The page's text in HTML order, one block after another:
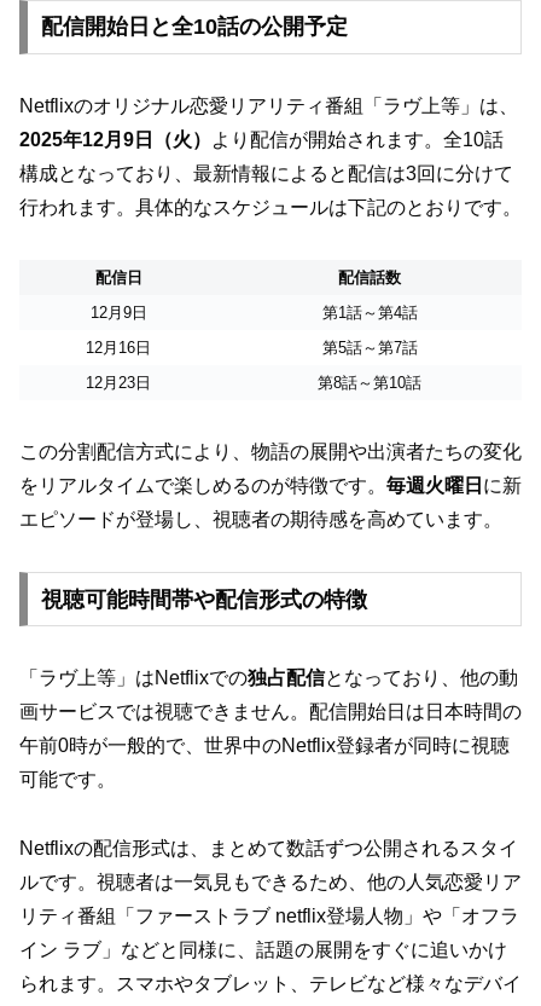
配信開始日と全10話の公開予定
Netflixのオリジナル恋愛リアリティ番組「ラヴ上等」は、
2025年12月9日（火）
より配信が開始されます。全10話
構成となっており、最新情報によると配信は3回に分けて
行われます。具体的なスケジュールは下記のとおりです。
配信日
配信話数
12月9日
第1話～第4話
12月16日
第5話～第7話
12月23日
第8話～第10話
この分割配信方式により、物語の展開や出演者たちの変化
をリアルタイムで楽しめるのが特徴です。 毎週火曜日 に新
エピソードが登場し、視聴者の期待感を高めています。
視聴可能時間帯や配信形式の特徴
「ラヴ上等」はNetflixでの独占配信となっており、他の動
画サービスでは視聴できません。配信開始日は日本時間の
午前0時が一般的で、世界中のNetflix登録者が同時に視聴
可能です。
Netflixの配信形式は、まとめて数話ずつ公開されるスタイ
ルです。視聴者は一気見もできるため、他の人気恋愛リア
リティ番組「ファーストラブ netflix登場人物」や「オフラ
イン ラブ」などと同様に、話題の展開をすぐに追いかけ
られます。スマホやタブレット、テレビなど様々なデバイ